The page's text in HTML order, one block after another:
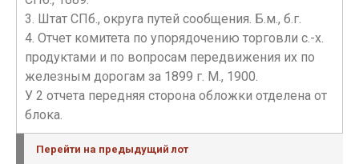
3. Штат СПб., округа путей сообщения. Б.м., б.г.
4. Отчет комитета по упорядочению торговли с.-х.
продуктами и по вопросам передвижения их по
железным дорогам за 1899 г. М., 1900.
У 2 отчета передняя сторона обложки отделена от
блока.
Перейти на предыдущий лот